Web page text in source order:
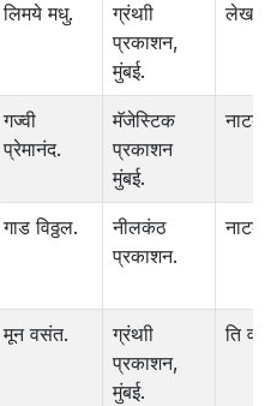
लिमये मधु.
ग्रंथाी
प्रकाशन,
मुंबई.
लेख
गज्वी
प्रेमानंद.
मॅजेस्टिक
प्रकाशन
मुंबई.
नाटक.
गाड विठ्ठल.
नीलकंठ
प्रकाशन.
नाटक.
मून वसंत.
ग्रंथाी
प्रकाशन,
मुंबई.
ति